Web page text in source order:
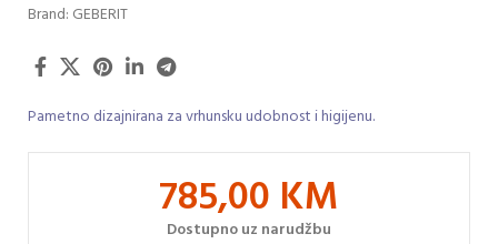
Brand: GEBERIT
Pametno dizajnirana za vrhunsku udobnost i higijenu.
785,00 KM
Dostupno uz narudžbu